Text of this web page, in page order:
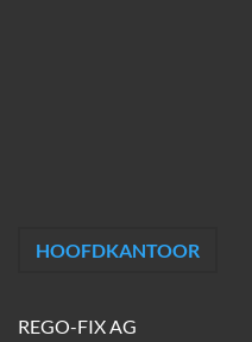
HOOFDKANTOOR
REGO-FIX AG